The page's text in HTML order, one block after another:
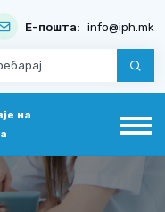
Е-пошта: info@iph.mk
на